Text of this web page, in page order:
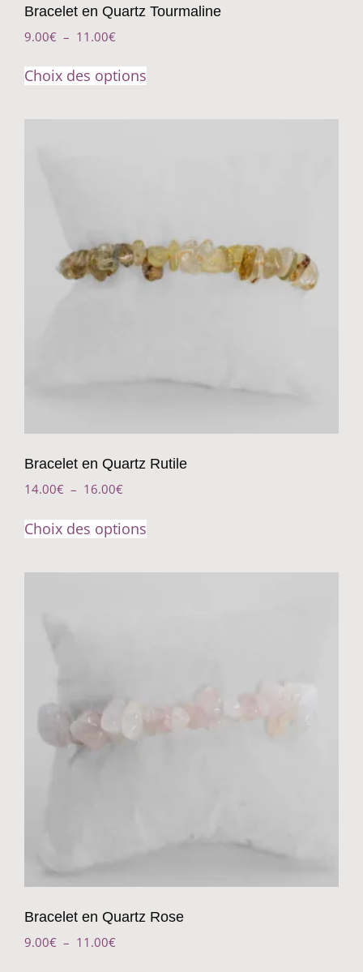
Bracelet en Quartz Tourmaline
9.00€ – 11.00€
Choix des options
Bracelet en Quartz Rutile
14.00€ – 16.00€
Choix des options
Bracelet en Quartz Rose
9.00€ – 11.00€